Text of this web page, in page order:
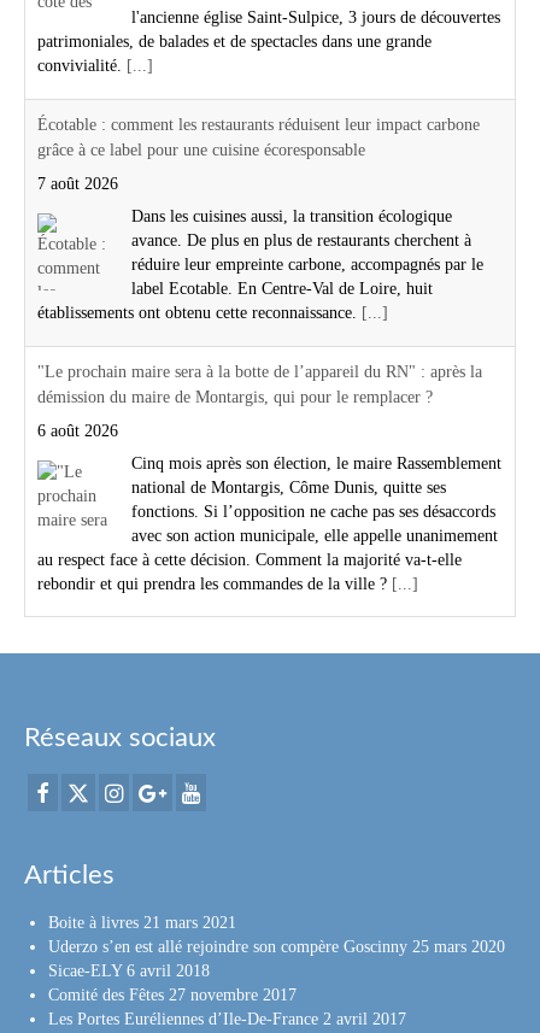
l'ancienne église Saint-Sulpice, 3 jours de découvertes
patrimoniales, de balades et de spectacles dans une grande
convivialité. [...]
Écotable : comment les restaurants réduisent leur impact carbone
grâce à ce label pour une cuisine écoresponsable
7 août 2026
Dans les cuisines aussi, la transition écologique
avance. De plus en plus de restaurants cherchent à
réduire leur empreinte carbone, accompagnés par le
label Ecotable. En Centre-Val de Loire, huit
établissements ont obtenu cette reconnaissance. [...]
"Le prochain maire sera à la botte de l’appareil du RN" : après la
démission du maire de Montargis, qui pour le remplacer ?
6 août 2026
Cinq mois après son élection, le maire Rassemblement
national de Montargis, Côme Dunis, quitte ses
fonctions. Si l’opposition ne cache pas ses désaccords
avec son action municipale, elle appelle unanimement
au respect face à cette décision. Comment la majorité va-t-elle
rebondir et qui prendra les commandes de la ville ? [...]
Réseaux sociaux
Articles
Boite à livres 21 mars 2021
Uderzo s’en est allé rejoindre son compère Goscinny 25 mars 2020
Sicae-ELY 6 avril 2018
Comité des Fêtes 27 novembre 2017
Les Portes Euréliennes d’Ile-De-France 2 avril 2017